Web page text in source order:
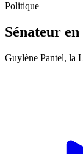
Politique
Sénateur
Guylène Pantel, la